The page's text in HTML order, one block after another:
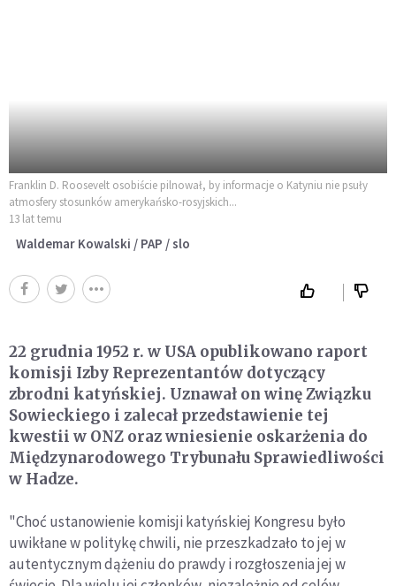
Franklin D. Roosevelt osobiście pilnował, by informacje o Katyniu nie psuły
atmosfery stosunków amerykańsko-rosyjskich...
13 lat temu
Waldemar Kowalski / PAP / slo
22 grudnia 1952 r. w USA opublikowano raport
komisji Izby Reprezentantów dotyczący
zbrodni katyńskiej. Uznawał on winę Związku
Sowieckiego i zalecał przedstawienie tej
kwestii w ONZ oraz wniesienie oskarżenia do
Międzynarodowego Trybunału Sprawiedliwości
w Hadze.
"Choć ustanowienie komisji katyńskiej Kongresu było
uwikłane w politykę chwili, nie przeszkadzało to jej w
autentycznym dążeniu do prawdy i rozgłoszenia jej w